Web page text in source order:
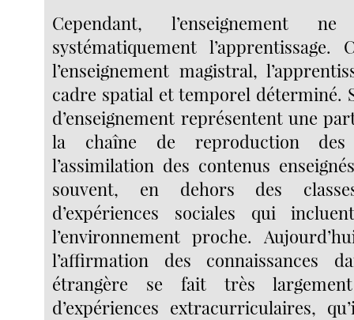
Cependant, l’enseignement
systématiquement l’apprentissage.
l’enseignement magistral,
cadre spatial et temporel déterminé.
d’enseignement représentent une
la chaîne de reproduction des
l’assimilation des contenus
souvent, en dehors des
d’expériences sociales qui
l’environnement proche.
l’affirmation des connaissances
étrangère se fait très
d’expériences extracurriculaires,